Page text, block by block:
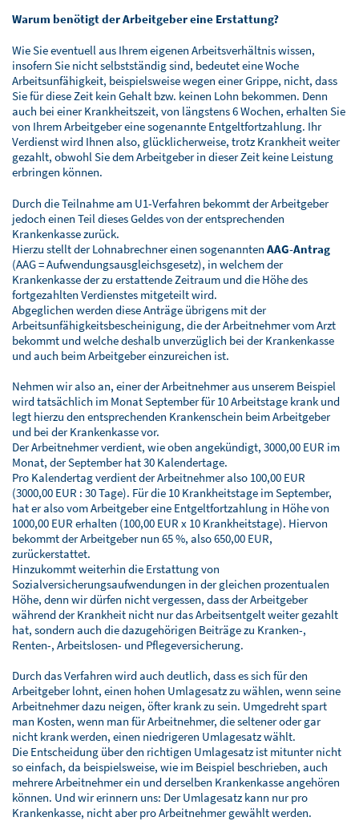
Warum benötigt der Arbeitgeber eine Erstattung?
Wie Sie eventuell aus Ihrem eigenen Arbeitsverhältnis wissen,
insofern Sie nicht selbstständig sind, bedeutet eine Woche
Arbeitsunfähigkeit, beispielsweise wegen einer Grippe, nicht, dass
Sie für diese Zeit kein Gehalt bzw. keinen Lohn bekommen. Denn
auch bei einer Krankheitszeit, von längstens 6 Wochen, erhalten Sie
von Ihrem Arbeitgeber eine sogenannte Entgeltfortzahlung. Ihr
Verdienst wird Ihnen also, glücklicherweise, trotz Krankheit weiter
gezahlt, obwohl Sie dem Arbeitgeber in dieser Zeit keine Leistung
erbringen können.
Durch die Teilnahme am U1-Verfahren bekommt der Arbeitgeber
jedoch einen Teil dieses Geldes von der entsprechenden
Krankenkasse zurück.
Hierzu stellt der Lohnabrechner einen sogenannten AAG-Antrag
(AAG = Aufwendungsausgleichsgesetz), in welchem der
Krankenkasse der zu erstattende Zeitraum und die Höhe des
fortgezahlten Verdienstes mitgeteilt wird.
Abgeglichen werden diese Anträge übrigens mit der
Arbeitsunfähigkeitsbescheinigung, die der Arbeitnehmer vom Arzt
bekommt und welche deshalb unverzüglich bei der Krankenkasse
und auch beim Arbeitgeber einzureichen ist.
Nehmen wir also an, einer der Arbeitnehmer aus unserem Beispiel
wird tatsächlich im Monat September für 10 Arbeitstage krank und
legt hierzu den entsprechenden Krankenschein beim Arbeitgeber
und bei der Krankenkasse vor.
Der Arbeitnehmer verdient, wie oben angekündigt, 3000,00 EUR im
Monat, der September hat 30 Kalendertage.
Pro Kalendertag verdient der Arbeitnehmer also 100,00 EUR
(3000,00 EUR : 30 Tage). Für die 10 Krankheitstage im September,
hat er also vom Arbeitgeber eine Entgeltfortzahlung in Höhe von
1000,00 EUR erhalten (100,00 EUR x 10 Krankheitstage). Hiervon
bekommt der Arbeitgeber nun 65 %, also 650,00 EUR,
zurückerstattet.
Hinzukommt weiterhin die Erstattung von
Sozialversicherungsaufwendungen in der gleichen prozentualen
Höhe, denn wir dürfen nicht vergessen, dass der Arbeitgeber
während der Krankheit nicht nur das Arbeitsentgelt weiter gezahlt
hat, sondern auch die dazugehörigen Beiträge zu Kranken-,
Renten-, Arbeitslosen- und Pflegeversicherung.
Durch das Verfahren wird auch deutlich, dass es sich für den
Arbeitgeber lohnt, einen hohen Umlagesatz zu wählen, wenn seine
Arbeitnehmer dazu neigen, öfter krank zu sein. Umgedreht spart
man Kosten, wenn man für Arbeitnehmer, die seltener oder gar
nicht krank werden, einen niedrigeren Umlagesatz wählt.
Die Entscheidung über den richtigen Umlagesatz ist mitunter nicht
so einfach, da beispielsweise, wie im Beispiel beschrieben, auch
mehrere Arbeitnehmer ein und derselben Krankenkasse angehören
können. Und wir erinnern uns: Der Umlagesatz kann nur pro
Krankenkasse, nicht aber pro Arbeitnehmer gewählt werden.